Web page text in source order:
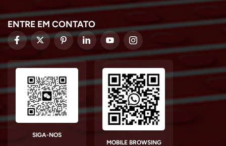
ENTRE EM CONTATO
SIGA-NOS
MOBILE BROWSING